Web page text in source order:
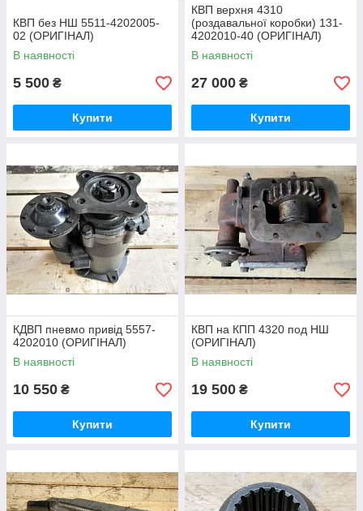
КВП без НШ 5511-4202005-
02 (ОРИГІНАЛ)
В наявності
5 500 ₴
Купити
КВП верхня 4310
(роздавальної коробки) 131-
4202010-40 (ОРИГІНАЛ)
В наявності
27 000 ₴
Купити
КДВП пневмо привід 5557-
4202010 (ОРИГІНАЛ)
В наявності
10 550 ₴
Купити
КВП на КПП 4320 под НШ
(ОРИГІНАЛ)
В наявності
19 500 ₴
Купити